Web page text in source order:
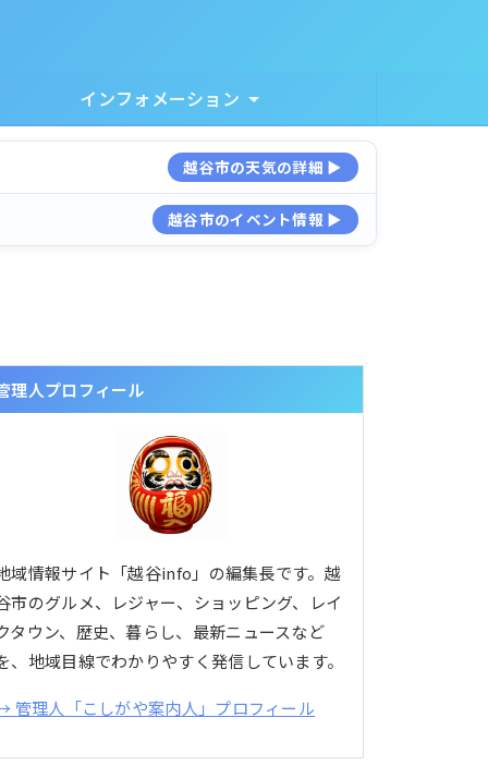
インフォメーション
越谷市の天気の詳細 ▶
越谷市のイベント情報 ▶
理人プロフィール
域情報サイト「越谷info」の編集長です。越
市のグルメ、レジャー、ショッピング、レイ
タウン、歴史、暮らし、最新ニュースなど
、地域目線でわかりやすく発信しています。
管理人「こしがや案内人」プロフィール